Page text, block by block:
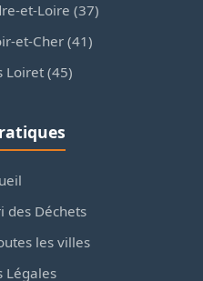
et-Loire (37)
et-Cher (41)
Loiret (45)
des Déchets
les villes
Légales